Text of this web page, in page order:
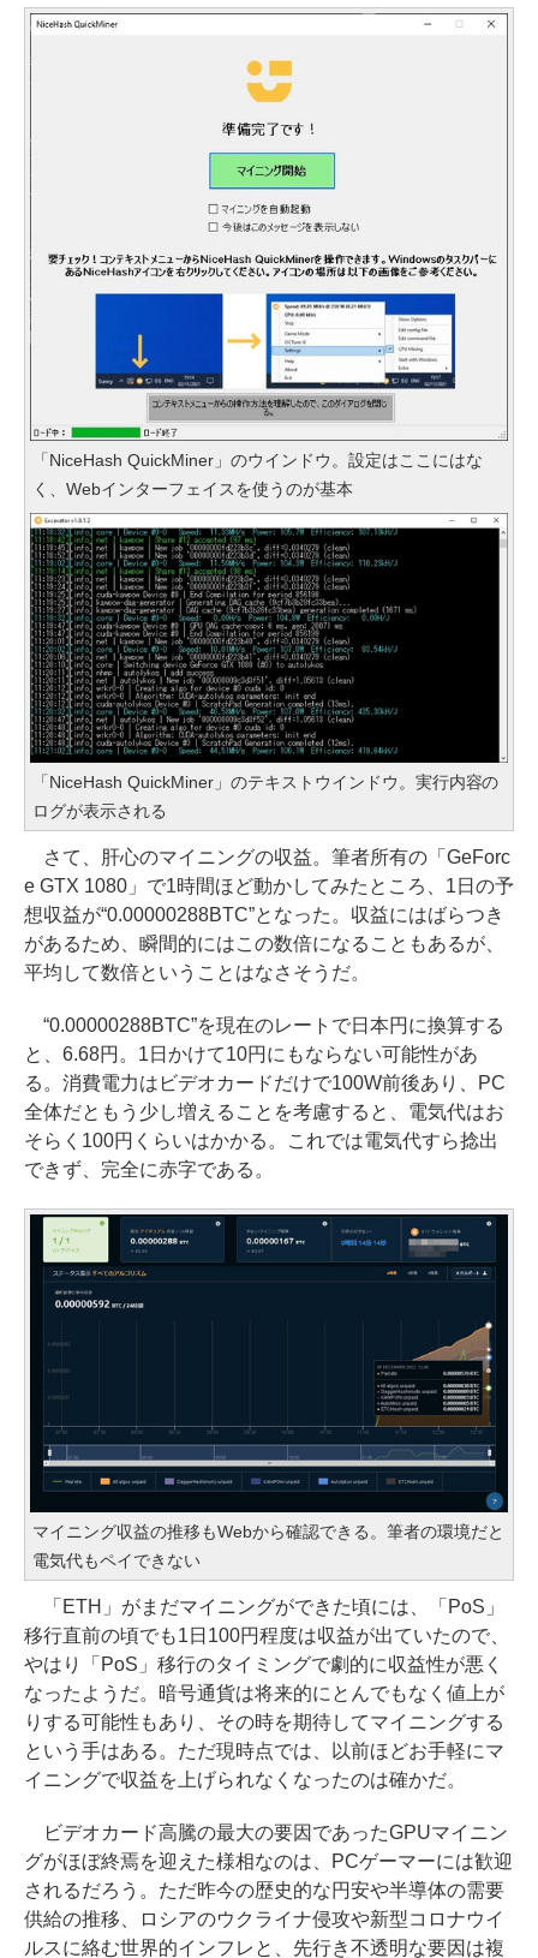
「NiceHash QuickMiner」のウインドウ。設定はここにはな
く、Webインターフェイスを使うのが基本
「NiceHash QuickMiner」のテキストウインドウ。実行内容の
ログが表示される
さて、肝心のマイニングの収益。筆者所有の「GeForc
e GTX 1080」で1時間ほど動かしてみたところ、1日の予
想収益が“0.00000288BTC”となった。収益にはばらつき
があるため、瞬間的にはこの数倍になることもあるが、
平均して数倍ということはなさそうだ。
“0.00000288BTC”を現在のレートで日本円に換算する
と、6.68円。1日かけて10円にもならない可能性があ
る。消費電力はビデオカードだけで100W前後あり、PC
全体だともう少し増えることを考慮すると、電気代はお
そらく100円くらいはかかる。これでは電気代すら捻出
できず、完全に赤字である。
マイニング収益の推移もWebから確認できる。筆者の環境だと
電気代もペイできない
「ETH」がまだマイニングができた頃には、「PoS」
移行直前の頃でも1日100円程度は収益が出ていたので、
やはり「PoS」移行のタイミングで劇的に収益性が悪く
なったようだ。暗号通貨は将来的にとんでもなく値上が
りする可能性もあり、その時を期待してマイニングする
という手はある。ただ現時点では、以前ほどお手軽にマ
イニングで収益を上げられなくなったのは確かだ。
ビデオカード高騰の最大の要因であったGPUマイニン
グがほぼ終焉を迎えた様相なのは、PCゲーマーには歓迎
されるだろう。ただ昨今の歴史的な円安や半導体の需要
供給の推移、ロシアのウクライナ侵攻や新型コロナウイ
ルスに絡む世界的インフレと、先行き不透明な要因は複